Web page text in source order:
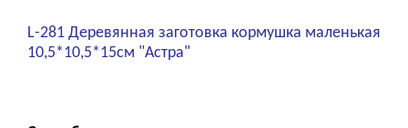
L-281 Деревянная заготовка кормушка маленькая
10,5*10,5*15см "Астра"